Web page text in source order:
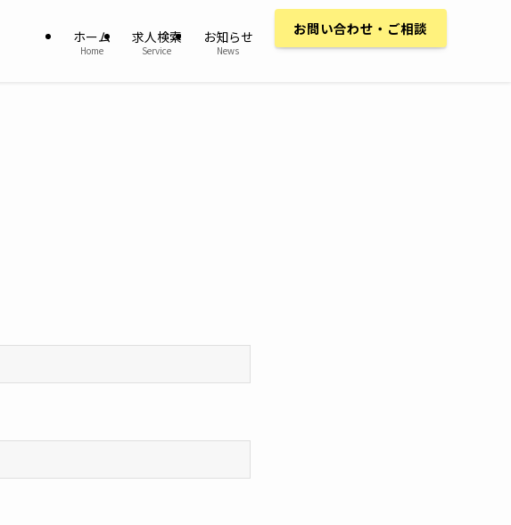
ホーム
Home
求人検索
Service
お知らせ
News
お問い合わせ・ご相談